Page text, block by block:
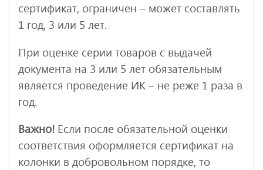
сертификат, ограничен – может составлять
1 год, 3 или 5 лет.
При оценке серии товаров с выдачей
документа на 3 или 5 лет обязательным
является проведение ИК – не реже 1 раза в
год.
Важно! Если после обязательной оценки
соответствия оформляется сертификат на
колонки в добровольном порядке, то